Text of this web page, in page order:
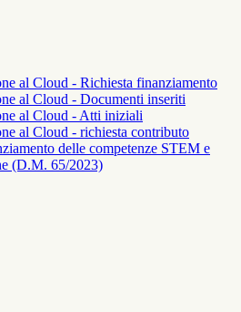
al Cloud - Richiesta finanziamento
al Cloud - Documenti inseriti
al Cloud - Atti iniziali
al Cloud - richiesta contributo
delle competenze STEM e
(D.M. 65/2023)